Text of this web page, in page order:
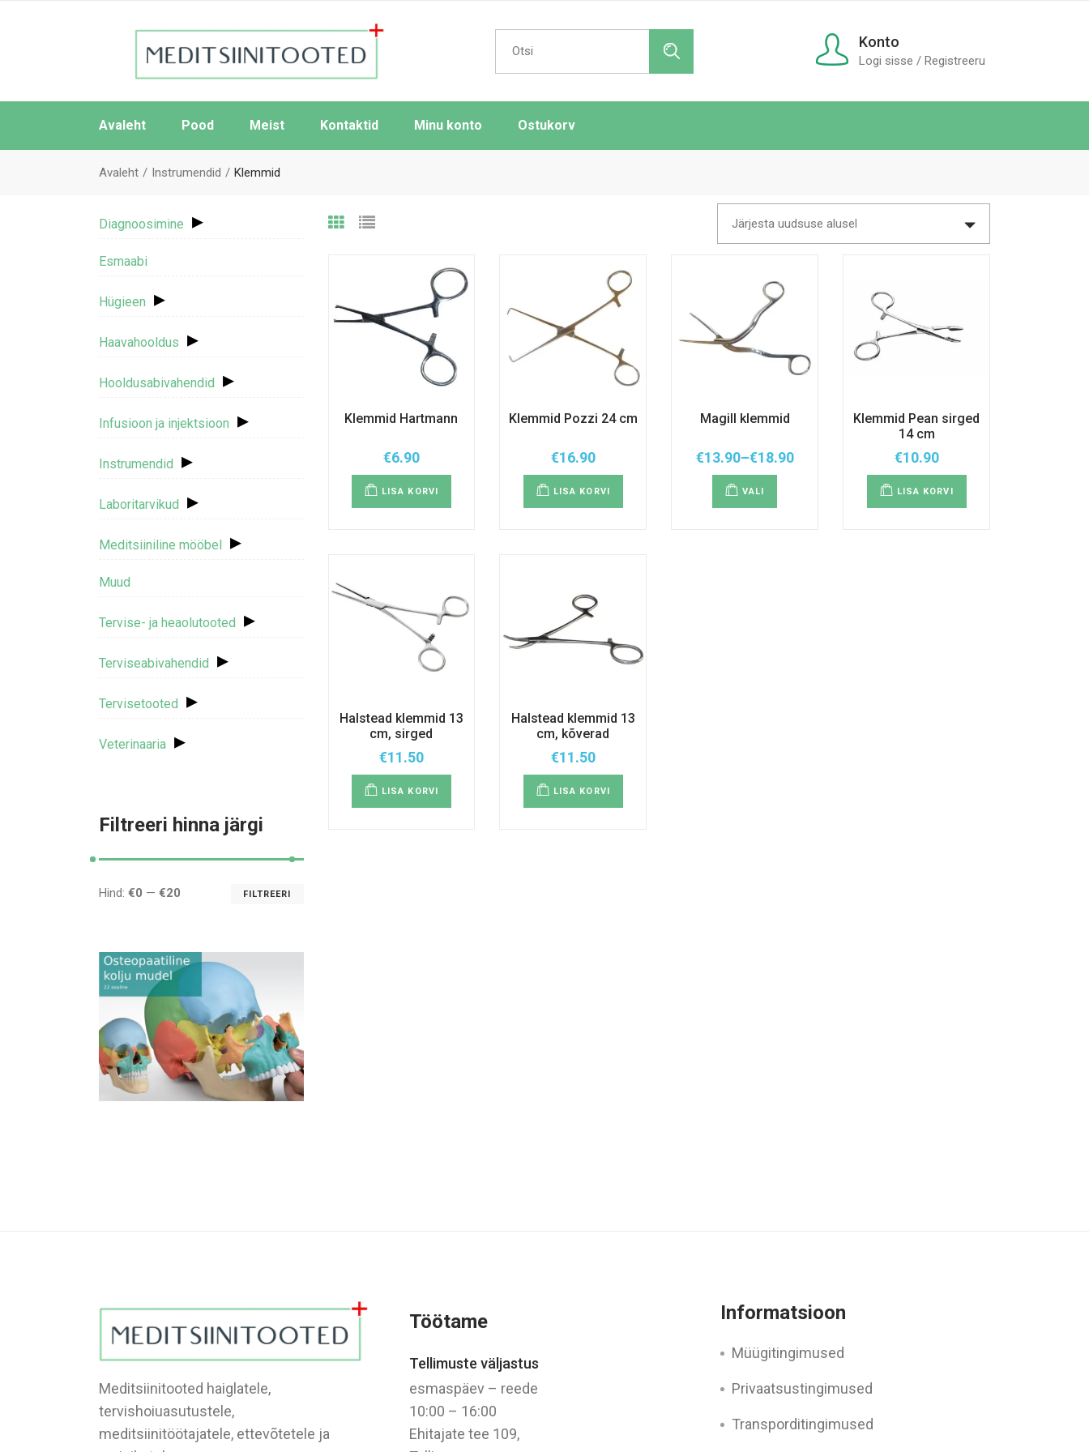
Search
for:
Konto
Logi sisse / Registreeru
Avaleht Pood Meist Kontaktid Minu konto Ostukorv
Avaleht Instrumendid Klemmid
Järjesta uudsuse alusel
Klemmid Hartmann
€6.90
LISA KORVI
Klemmid Pozzi 24 cm
€16.90
LISA KORVI
Magill klemmid
€13.90–€18.90
Hinnavahemik:
€13.90
kuni
€18.90
VALI
mitu
Klemmid Pean sirged
14 cm
€10.90
LISA KORVI
Halstead klemmid 13
cm, sirged
€11.50
LISA KORVI
Halstead klemmid 13
cm, kõverad
€11.50
LISA KORVI
Diagnoosimine ▸
Esmaabi
Hügieen ▸
Haavahooldus ▸
Hooldusabivahendid ▸
Infusioon ja injektsioon ▸
Instrumendid ▸
Laboritarvikud ▸
Meditsiiniline mööbel ▸
Muud
Tervise- ja heaolutooted ▸
Terviseabivahendid ▸
Tervisetooted ▸
Veterinaaria ▸
Filtreeri hinna järgi
FILTREERI
Hind: €0 — €20
Meditsiinitooted haiglatele,
tervishoiuasutustele,
meditsiinitöötajatele, ettevõtetele ja
Töötame
Tellimuste väljastus
esmaspäev – reede
10:00 – 16:00
Ehitajate tee 109,
Informatsioon
Müügitingimused
Privaatsustingimused
Transporditingimused